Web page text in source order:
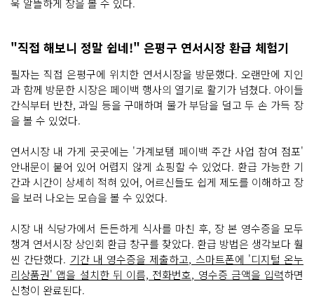
욱 알뜰하게 장을 볼 수 있다.
"직접 해보니 정말 쉽네!" 은평구 연서시장 환급 체험기
필자는 직접 은평구에 위치한 연서시장을 방문했다. 오랜만에 지인
과 함께 방문한 시장은 페이백 행사의 열기로 활기가 넘쳤다. 아이들
간식부터 반찬, 과일 등을 구매하며 물가 부담을 덜고 두 손 가득 장
을 볼 수 있었다.
연서시장 내 가게 곳곳에는 '가계보탬 페이백 주간 사업 참여 점포'
안내문이 붙어 있어 어렵지 않게 쇼핑할 수 있었다. 환급 가능한 기
간과 시간이 상세히 적혀 있어, 어르신들도 쉽게 제도를 이해하고 장
을 보러 나오는 모습을 볼 수 있었다.
시장 내 식당가에서 든든하게 식사를 마친 후, 장 본 영수증을 모두
챙겨 연서시장 상인회 환급 창구를 찾았다. 환급 방법은 생각보다 훨
씬 간단했다. 기간 내 영수증을 제출하고, 스마트폰에 '디지털 온누
리상품권' 앱을 설치한 뒤 이름, 전화번호, 영수증 금액을 입력하면
신청이 완료된다.